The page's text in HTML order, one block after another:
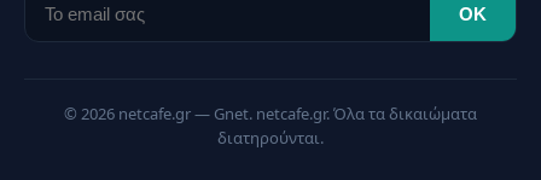
OK
© 2026 netcafe.gr — Gnet. netcafe.gr. Όλα τα δικαιώματα
διατηρούνται.